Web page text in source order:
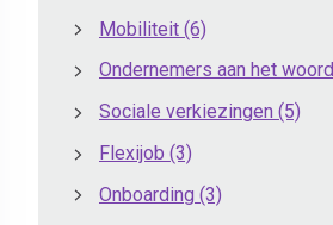
Mobiliteit (6)
Ondernemers aan het woord
Sociale verkiezingen (5)
Flexijob (3)
Onboarding (3)